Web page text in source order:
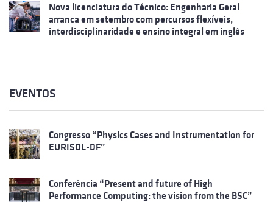
Nova licenciatura do Técnico: Engenharia Geral
arranca em setembro com percursos flexíveis,
interdisciplinaridade e ensino integral em inglês
EVENTOS
Congresso “Physics Cases and Instrumentation for
EURISOL-DF”
Conferência “Present and future of High
Performance Computing: the vision from the BSC”